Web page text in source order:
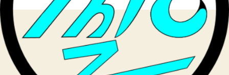
さ
れ
る
へ
の